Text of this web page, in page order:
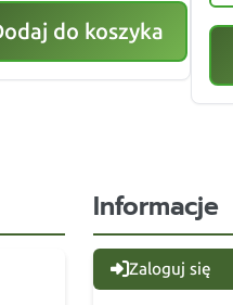
do koszyka
Informacje
Zaloguj się